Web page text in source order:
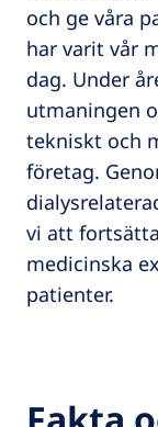
och ge våra
har varit vår
dag. Under
utmaningen
tekniskt och
företag.
vi att
medicinska
patienter.